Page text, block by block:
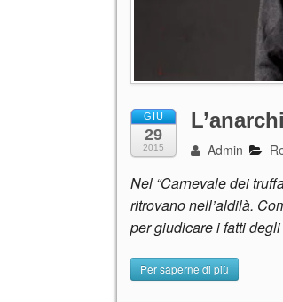
GIU
29
2015 Admin
Nel “Carnevale dei
ritrovano nell’aldilà.
per giudicare i fatti
Per saperne di più